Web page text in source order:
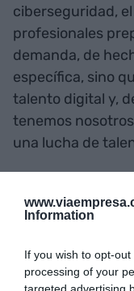
Information
If you wish to opt-
processing of your
targeted advertising
ciberseguridad,
profesionales
demanda, de
específica, sino
talento digital y,
tenemos
una lucha de
Destaca
perfiles